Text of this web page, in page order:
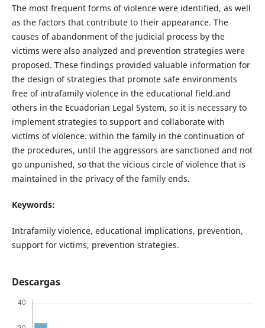
The most frequent forms of violence were identified, as well
as the factors that contribute to their appearance. The
causes of abandonment of the judicial process by the
victims were also analyzed and prevention strategies were
proposed. These findings provided valuable information for
the design of strategies that promote safe environments
free of intrafamily violence in the educational field.and
others in the Ecuadorian Legal System, so it is necessary to
implement strategies to support and collaborate with
victims of violence. within the family in the continuation of
the procedures, until the aggressors are sanctioned and not
go unpunished, so that the vicious circle of violence that is
maintained in the privacy of the family ends.
Keywords:
Intrafamily violence, educational implications, prevention,
support for victims, prevention strategies.
Descargas